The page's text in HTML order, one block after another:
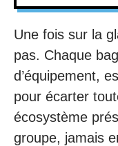
Une fois sur la
pas. Chaque
d’équipement,
pour écarter
écosystème
groupe, jamais